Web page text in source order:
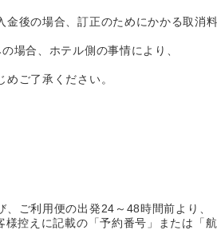
後の場合、訂正のためにかかる取消
場合、ホテル側の事情により、
ご了承ください。
ご利用便の出発24～48時間前より、
控えに記載の「予約番号」または「